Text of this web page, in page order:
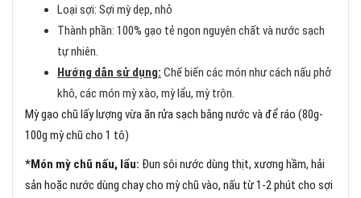
Loại sợi: Sợi mỳ dẹp, nhỏ
Thành phần: 100% gạo tẻ ngon nguyên chất và nước sạch
tự nhiên.
Hướng dẫn sử dụng: Chế biến các món như cách nấu phở
khô, các món mỳ xào, mỳ lẩu, mỳ trộn.
Mỳ gạo chũ lấy lượng vừa ăn rửa sạch bằng nước và để ráo (80g-
100g mỳ chũ cho 1 tô)
*Món mỳ chũ nấu, lẩu: Đun sôi nước dùng thịt, xương hầm, hải
sản hoặc nước dùng chay cho mỳ chũ vào, nấu từ 1-2 phút cho sợi